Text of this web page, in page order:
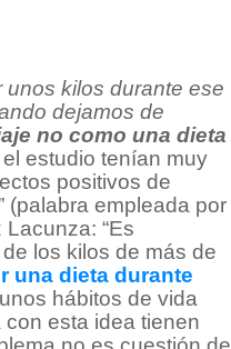
kilos durante ese
dejamos de
no como una dieta
estudio tenían muy
positivos de
(palabra empleada por
“Es
los kilos de más de
una dieta durante
hábitos de vida
esta idea tienen